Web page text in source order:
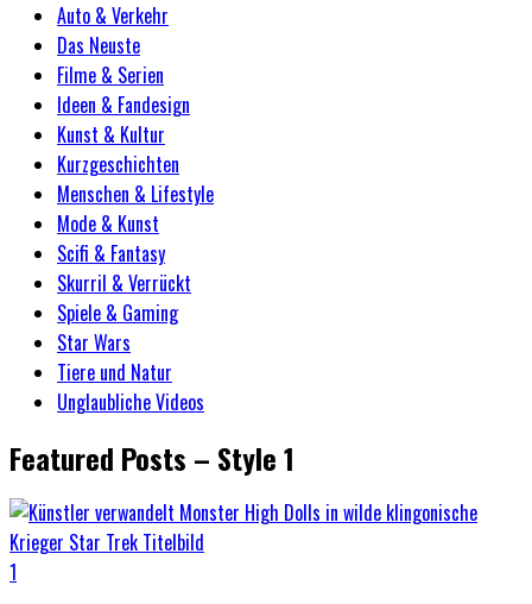
Auto & Verkehr
Das Neuste
Filme & Serien
Ideen & Fandesign
Kunst & Kultur
Kurzgeschichten
Menschen & Lifestyle
Mode & Kunst
Scifi & Fantasy
Skurril & Verrückt
Spiele & Gaming
Star Wars
Tiere und Natur
Unglaubliche Videos
Featured Posts – Style 1
1